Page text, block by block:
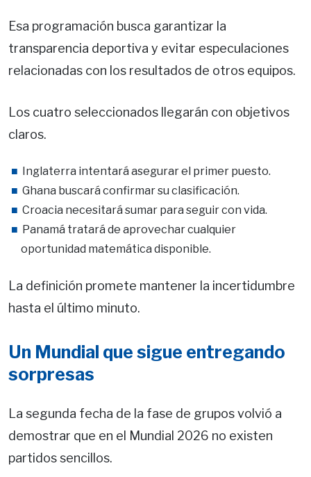
Esa programación busca garantizar la
transparencia deportiva y evitar especulaciones
relacionadas con los resultados de otros equipos.
Los cuatro seleccionados llegarán con objetivos
claros.
Inglaterra intentará asegurar el primer puesto.
Ghana buscará confirmar su clasificación.
Croacia necesitará sumar para seguir con vida.
Panamá tratará de aprovechar cualquier
oportunidad matemática disponible.
La definición promete mantener la incertidumbre
hasta el último minuto.
Un Mundial que sigue entregando
sorpresas
La segunda fecha de la fase de grupos volvió a
demostrar que en el Mundial 2026 no existen
partidos sencillos.